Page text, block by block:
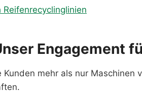
Reifenrecyclinglinien
Engagement
mehr als nur Maschinen